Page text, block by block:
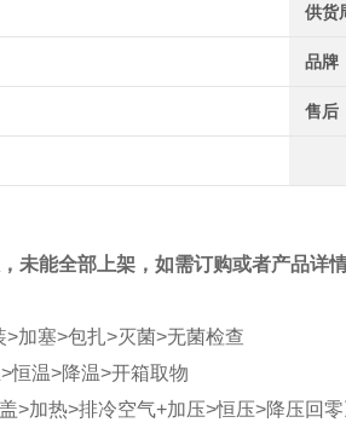
供货
品牌
售后
未能全部上架，如需订购或者产品详
>加塞>包扎>灭菌>无菌检查
>恒温>降温>开箱取物
>加热>排冷空气+加压>恒压>降压回